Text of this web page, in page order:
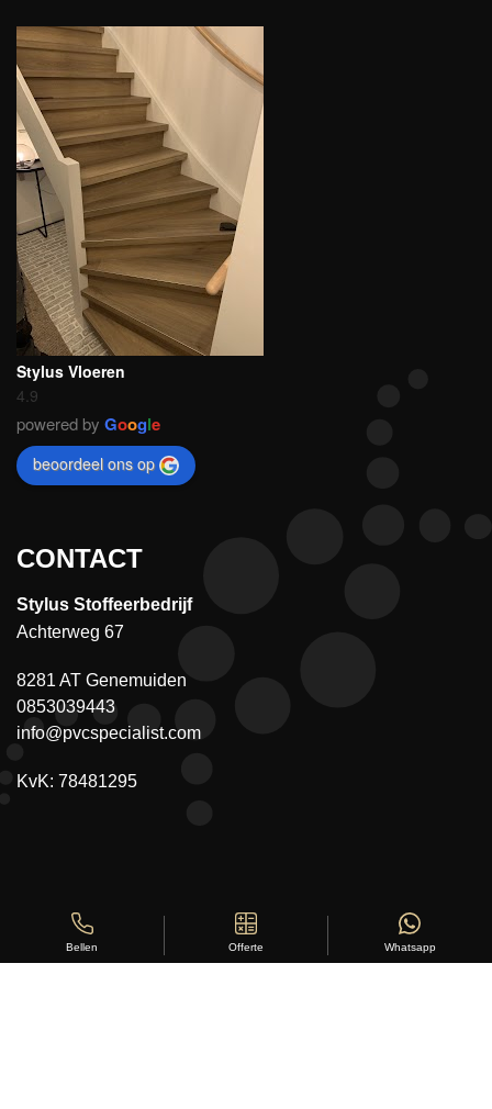
Stylus Vloeren
4.9
powered by Google
beoordeel ons op
CONTACT
Stylus Stoffeerbedrijf
Achterweg 67
8281 AT Genemuiden
0853039443
info@pvcspecialist.com
KvK: 78481295
Bellen Offerte Whatsapp